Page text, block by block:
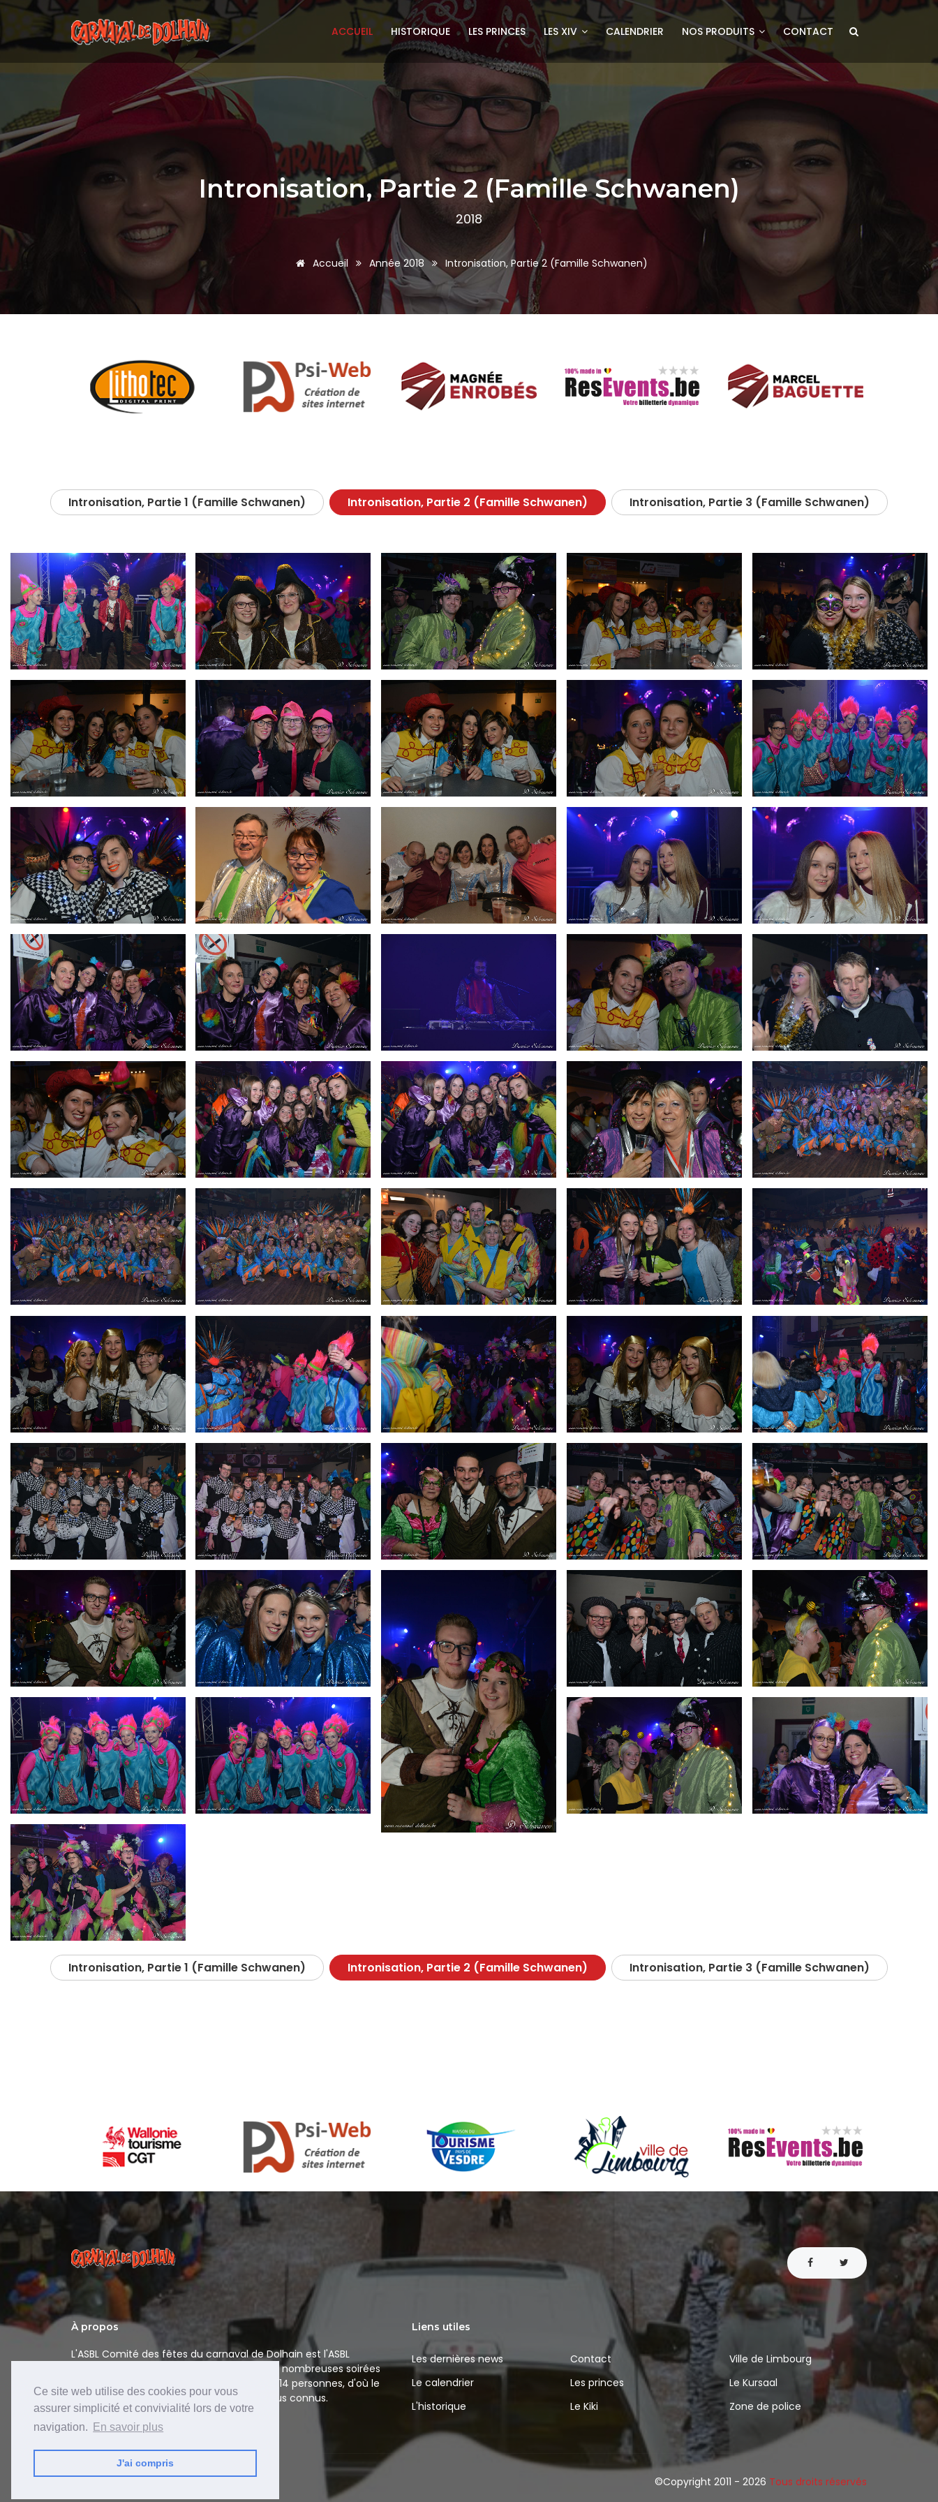
Ce site web utilise des cookies pour vous
assurer simplicité et convivialité lors de votre
navigation.
En savoir plus
J'ai compris
ACCUEIL HISTORIQUE LES PRINCES LES XIV CALENDRIER NOS PRODUITS CONTACT
Intronisation, Partie 2 (Famille Schwanen)
2018
Accueil Année 2018 Intronisation, Partie 2 (Famille Schwanen)
Intronisation, Partie 1 (Famille Schwanen) Intronisation, Partie 2 (Famille Schwanen) Intronisation, Partie 3 (Famille Schwanen)
Intronisation, Partie 1 (Famille Schwanen) Intronisation, Partie 2 (Famille Schwanen) Intronisation, Partie 3 (Famille Schwanen)
À propos
L'ASBL Comité des fêtes du carnaval de Dolhain est l'ASBL
organisatrice du carnaval de Dolhain et de nombreuses soirées
s'y rapportant. Le comité est composé de 14 personnes, d'où le
nom "les XIV" sous lequel nous sommes plus connus.
Liens utiles
Les dernières news
Le calendrier
L'historique
Contact
Les princes
Le Kiki
Ville de Limbourg
Le Kursaal
Zone de police
Site web développé parPsi-Web SPRL ©Copyright 2011 - 2026 Tous droits réservés